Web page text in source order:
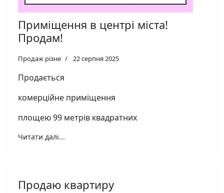
Приміщення в центрі міста!
Продам!
Продаж різне 22 серпня 2025
Продається
комерційне приміщення
площею 99 метрів квадратних
Читати далі...
Продаю квартиру